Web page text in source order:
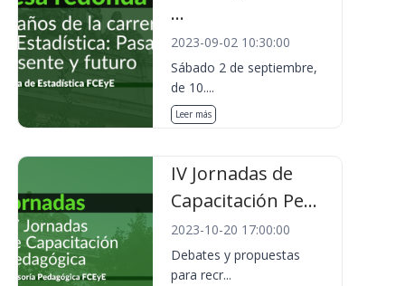
...
2023-09-02 10:30:00
Sábado 2 de septiembre,
de 10....
Leer más
IV Jornadas de
Capacitación Pe...
2023-10-20 17:00:00
Debates y propuestas
para recr...